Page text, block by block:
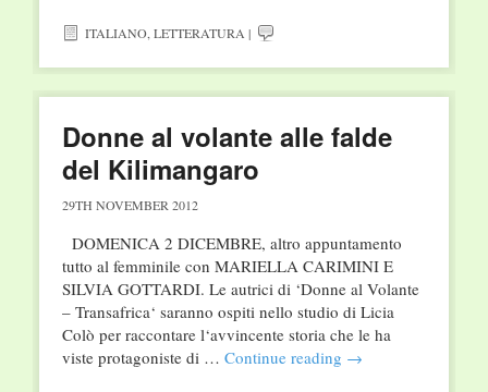
ITALIANO, LETTERATURA |
Donne al volante alle falde
del Kilimangaro
29TH NOVEMBER 2012
DOMENICA 2 DICEMBRE, altro appuntamento
tutto al femminile con MARIELLA CARIMINI E
SILVIA GOTTARDI. Le autrici di ‘Donne al Volante
– Transafrica‘ saranno ospiti nello studio di Licia
Colò per raccontare l‘avvincente storia che le ha
viste protagoniste di … Continue reading →